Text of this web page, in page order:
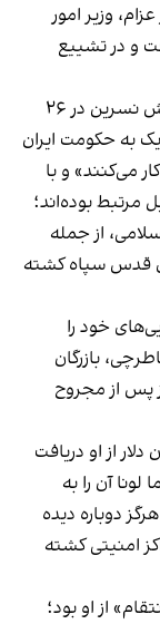
وزیر امور
و در تشییع
اما پیش از مرگ لونا، برادرش مُلهِم و همسرش نسرین در ۲۶
به حکومت ایران
می‌کنند» و با
مرتبط بوده‌اند؛
از جمله
قدس سپاه کشته
خود را
بازرگان
پس از مجروح
بودند لونا ۱۵ میلیون دلار از او دریافت
آن را به
دوباره دیده
امنیتی کشته
از او بود؛